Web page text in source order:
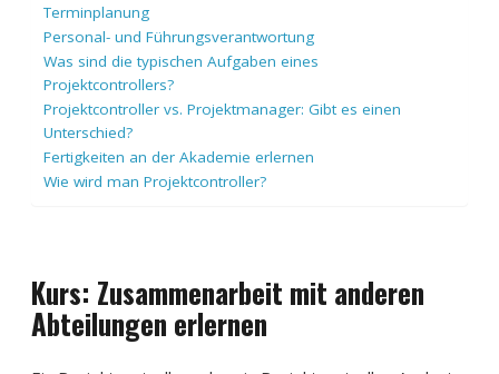
Terminplanung
Personal- und Führungsverantwortung
Was sind die typischen Aufgaben eines
Projektcontrollers?
Projektcontroller vs. Projektmanager: Gibt es einen
Unterschied?
Fertigkeiten an der Akademie erlernen
Wie wird man Projektcontroller?
Kurs: Zusammenarbeit mit anderen
Abteilungen erlernen